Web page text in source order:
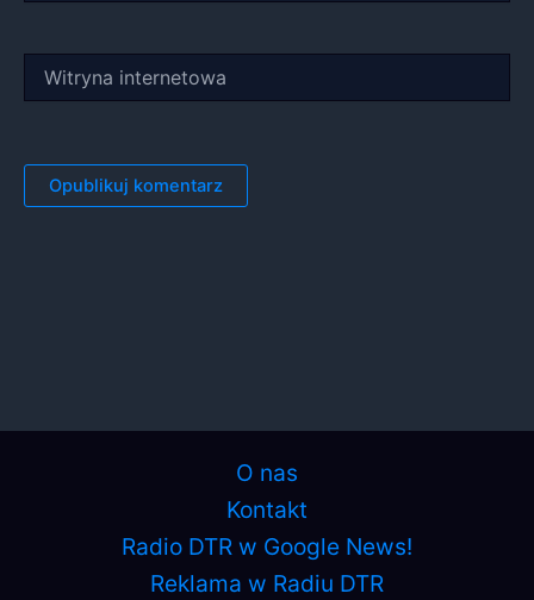
internetowa
O nas
Kontakt
Radio DTR w Google News!
Reklama w Radiu DTR